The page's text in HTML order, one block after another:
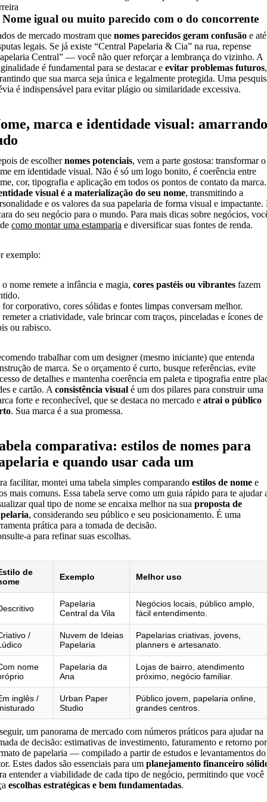
Nome igual ou muito parecido com o do concorrente
de mercado mostram que nomes parecidos geram confusão e até
legais. Se já existe “Central Papelaria & Cia” na rua, repense
Central” — você não quer reforçar a lembrança do vizinho. A
é fundamental para se destacar e evitar problemas futuros,
que sua marca seja única e legalmente protegida. Uma
é indispensável para evitar plágio ou similaridade excessiva.
marca e identidade visual: amarrando
de escolhernomes potenciais, vem a parte gostosa: transformar o
em identidade visual. Não é só um logo bonito, é coerência entre
cor, tipografia e aplicação em todos os pontos de contato da
visual é a materialização do seu nome, transmitindo a
e os valores da sua papelaria de forma visual e impactante.
do seu negócio para o mundo. Para mais dicas sobre negócios,
como montar uma estamparia e diversificar suas fontes de renda.
exemplo:
o nome remete a infância e magia, cores pastéis ou vibrantes fazem
for corporativo, cores sólidas e fontes limpas conversam melhor.
remeter a criatividade, vale brincar com traços, pinceladas e ícones de
ou rabisco.
trabalhar com um designer (mesmo iniciante) que entenda
de marca. Se o orçamento é curto, busque referências, evite
de detalhes e mantenha coerência em paleta e tipografia entre
e cartão. A consistência visual é um dos pilares para construir uma
forte e reconhecível, que se destaca no mercado e atrai o público
. Sua marca é a sua promessa.
comparativa: estilos de nomes para
e quando usar cada um
facilitar, montei uma tabela simples comparando estilos de nome e
mais comuns. Essa tabela serve como um guia rápido para te ajudar
qual tipo de nome se encaixa melhor na sua proposta de
, considerando seu público e seu posicionamento. É uma
prática para a tomada de decisão.
a para refinar suas escolhas.
de
Exemplo Melhor uso
Papelaria
Central da Vila
Negócios locais, público amplo,
fácil entendimento.
/
Nuvem de Ideias
Papelaria
Papelarias criativas, jovens,
planners e artesanato.
nome
Papelaria da
Ana
Lojas de bairro, atendimento
próximo, negócio familiar.
inglês /
Urban Paper
Studio
Público jovem, papelaria online,
grandes centros.
um panorama de mercado com números práticos para ajudar na
de decisão: estimativas de investimento, faturamento e retorno por
de papelaria — compilado a partir de estudos e levantamentos do
Estes dados são essenciais para um planejamento financeiro
entender a viabilidade de cada tipo de negócio, permitindo que você
escolhas estratégicas e bem fundamentadas.